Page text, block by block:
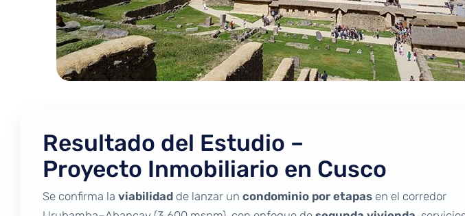
Resultado del Estudio –
Proyecto Inmobiliario en Cusco
Se confirma la viabilidad de lanzar un condominio por etapas en el corredor